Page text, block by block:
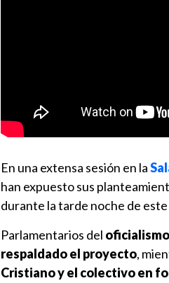
En una extensa sesión en la
han expuesto sus
durante la tarde noche de
Parlamentarios del
respaldado el proyecto,
Cristiano y el colectivo en